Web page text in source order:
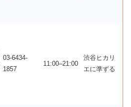
03-6434-
1857
11:00–21:00
渋谷ヒカリ
エに準ずる